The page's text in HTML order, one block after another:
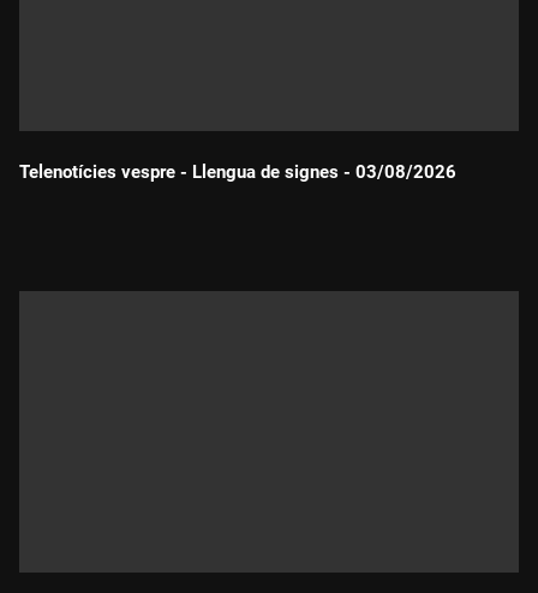
Telenotícies vespre - Llengua de signes - 03/08/2026